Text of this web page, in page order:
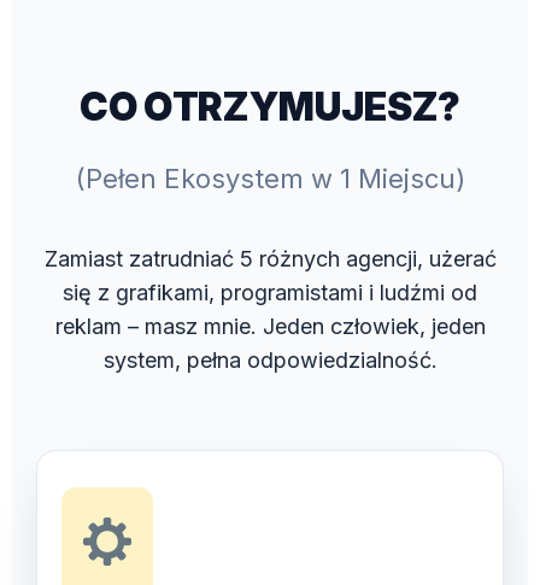
CO OTRZYMUJESZ?
(Pełen Ekosystem w 1 Miejscu)
Zamiast zatrudniać 5 różnych agencji, użerać
się z grafikami, programistami i ludźmi od
reklam – masz mnie. Jeden człowiek, jeden
system, pełna odpowiedzialność.